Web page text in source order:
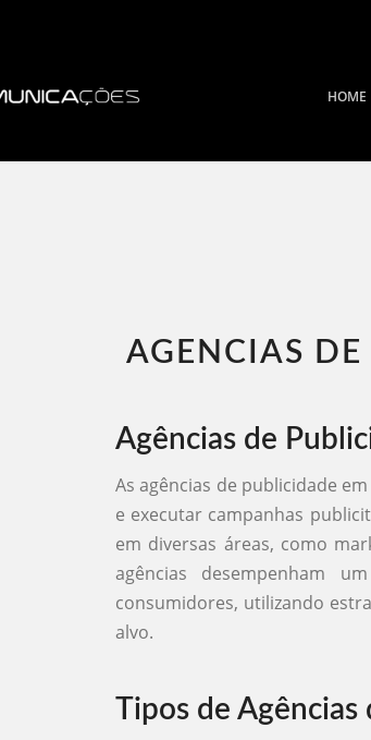
HOME
AGENCIAS
Agências de
As agências de publicidade
e executar campanhas
em diversas áreas, como
agências desempenham
consumidores, utilizando
alvo.
Tipos de Agências